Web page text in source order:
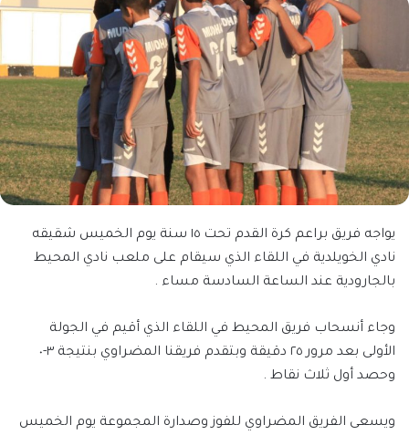
تويتر
يواجه فريق براعم كرة القدم تحت ١٥ سنة يوم الخميس شقيقه
نادي الخويلدية في اللقاء الذي سيقام على ملعب نادي المحيط
بالجارودية عند الساعة السادسة مساء .
وجاء أنسحاب فريق المحيط في اللقاء الذي أقيم في الجولة
الأولى بعد مرور ٢٥ دقيقة وبتقدم فريقنا المضراوي بنتيجة ٣-٠
وحصد أول ثلاث نقاط .
ويسعى الفريق المضراوي للفوز وصدارة المجموعة يوم الخميس